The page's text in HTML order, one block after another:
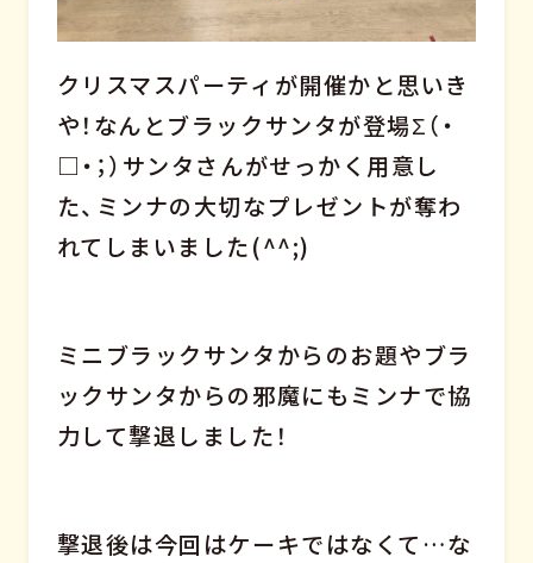
クリスマスパーティが開催かと思いき
や！なんとブラックサンタが登場Σ（・
□・；）サンタさんがせっかく用意し
た、ミンナの大切なプレゼントが奪わ
れてしまいました(^^;)
ミニブラックサンタからのお題やブラ
ックサンタからの邪魔にもミンナで協
力して撃退しました！
撃退後は今回はケーキではなくて…な